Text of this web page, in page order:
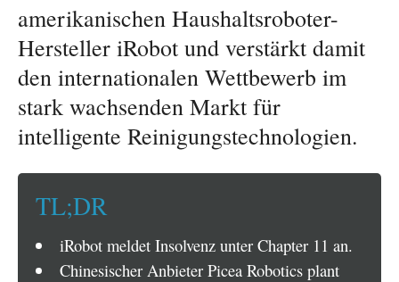
amerikanischen Haushaltsroboter-
Hersteller iRobot und verstärkt damit
den internationalen Wettbewerb im
stark wachsenden Markt für
intelligente Reinigungstechnologien.
TL;DR
iRobot meldet Insolvenz unter Chapter 11 an.
Chinesischer Anbieter Picea Robotics plant